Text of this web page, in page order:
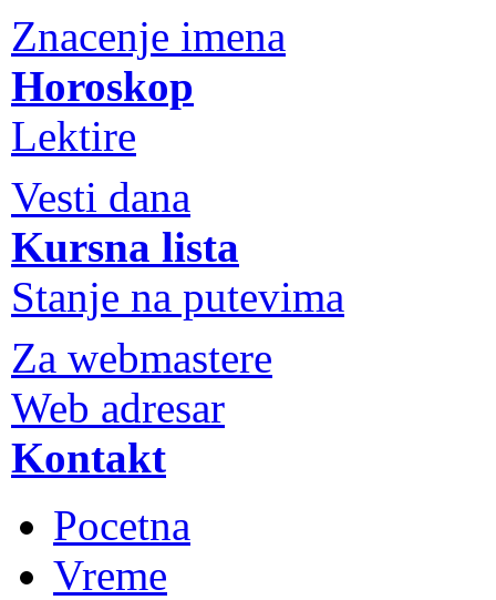
Znacenje imena
Horoskop
Lektire
Vesti dana
Kursna lista
Stanje na putevima
Za webmastere
Web adresar
Kontakt
Pocetna
Vreme